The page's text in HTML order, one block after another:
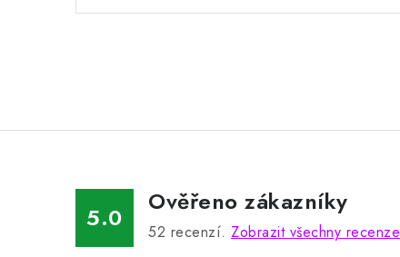
5.0
Ověřeno zákazníky
52 recenzí. Zobrazit všechny recenze